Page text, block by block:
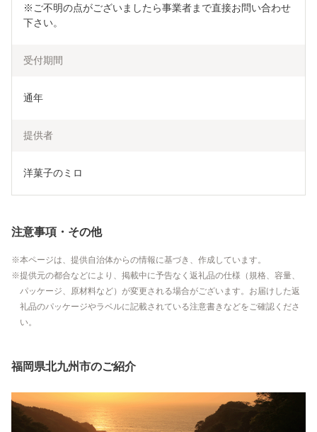
※ご不明の点がございましたら事業者まで直接お問い合わせ
下さい。
受付期間
通年
提供者
洋菓子のミロ
注意事項・その他
本ページは、提供自治体からの情報に基づき、作成しています。
提供元の都合などにより、掲載中に予告なく返礼品の仕様（規格、容量、
パッケージ、原材料など）が変更される場合がございます。お届けした返
礼品のパッケージやラベルに記載されている注意書きなどをご確認くださ
い。
福岡県北九州市のご紹介